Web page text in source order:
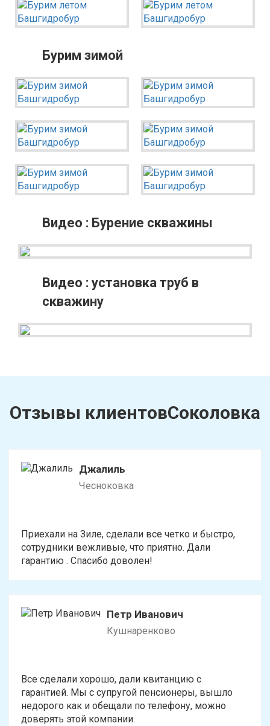
Бурим зимой
Видео : Бурение скважины
Видео : установка труб в
скважину
Отзывы клиентовСоколовка
Джалиль
Чесноковка
Приехали на Зиле, сделали все четко и быстро,
сотрудники вежливые, что приятно. Дали
гарантию . Спасибо доволен!
Петр Иванович
Кушнаренково
Все сделали хорошо, дали квитанцию с
гарантией. Мы с супругой пенсионеры, вышло
недорого как и обещали по телефону, можно
доверять этой компании.